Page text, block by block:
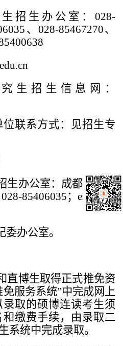
招生办公室：028-
、028-85467270、
生招生信息网：
联系方式：见招生专
生办公室：成都市一环
85406035；email：
办公室。
直博生取得正式推免资
服务系统”中完成网上
取的硕博连读考生须
缴费手续，由录取二
系统中完成录取。